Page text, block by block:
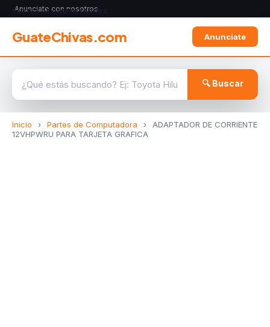
Anunciate con nosotros
GuateChivas.com Anunciate
🔍 Buscar
Inicio › Partes de Computadora ›
ADAPTADOR DE CORRIENTE
12VHPWRU PARA TARJETA GRAFICA
PARTES DE COMPUTADORA